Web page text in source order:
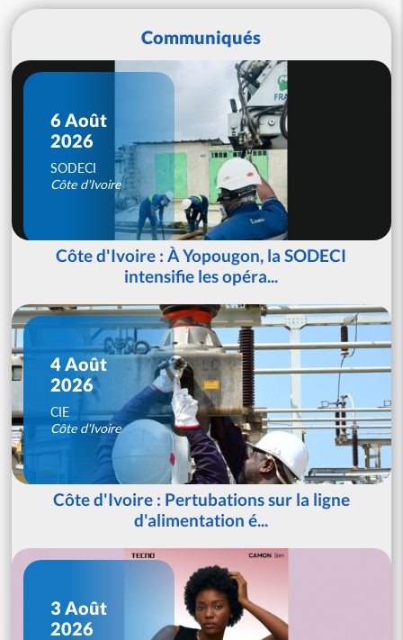
Communiqués
6 Août
2026
SODECI
Côte d'Ivoire
Côte d'Ivoire : À Yopougon, la SODECI
intensifie les opéra...
4 Août
2026
CIE
Côte d'Ivoire
Côte d'Ivoire : Pertubations sur la ligne
d'alimentation é...
3 Août
2026